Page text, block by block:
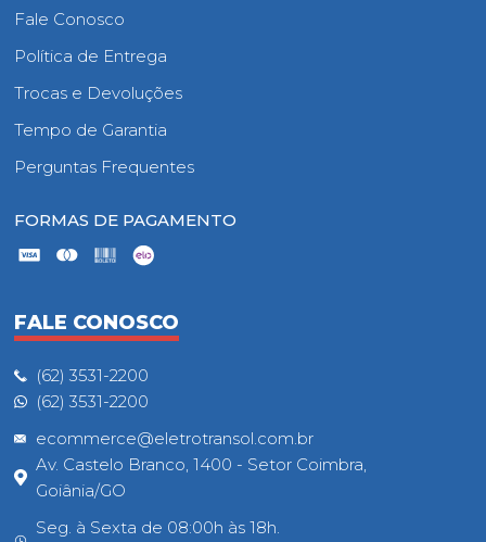
Fale Conosco
Política de Entrega
Trocas e Devoluções
Tempo de Garantia
Perguntas Frequentes
FORMAS DE PAGAMENTO
FALE CONOSCO
(62) 3531-2200
(62) 3531-2200
ecommerce@eletrotransol.com.br
Av. Castelo Branco, 1400 - Setor Coimbra,
Goiânia/GO
Seg. à Sexta de 08:00h às 18h.